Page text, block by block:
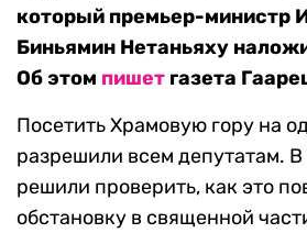
который премьер-министр
Биньямин Нетаньяху
Об этом пишет газета
Посетить Храмовую гору на
разрешили всем депутатам. В
решили проверить, как это
обстановку в священной